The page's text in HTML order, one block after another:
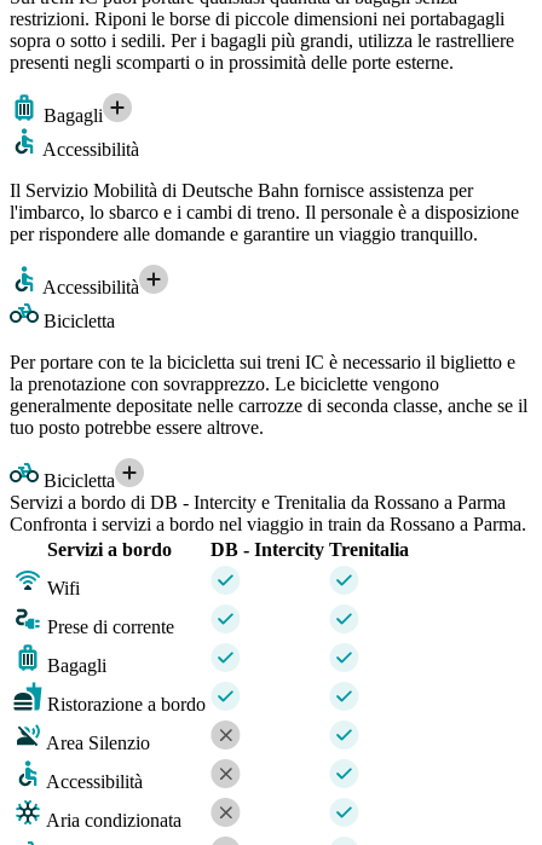
restrizioni. Riponi le borse di piccole dimensioni nei portabagagli
sopra o sotto i sedili. Per i bagagli più grandi, utilizza le rastrelliere
presenti negli scomparti o in prossimità delle porte esterne.
Bagagli
Accessibilità
Il Servizio Mobilità di Deutsche Bahn fornisce assistenza per
l'imbarco, lo sbarco e i cambi di treno. Il personale è a disposizione
per rispondere alle domande e garantire un viaggio tranquillo.
Accessibilità
Bicicletta
Per portare con te la bicicletta sui treni IC è necessario il biglietto e
la prenotazione con sovrapprezzo. Le biciclette vengono
generalmente depositate nelle carrozze di seconda classe, anche se il
tuo posto potrebbe essere altrove.
Bicicletta
Servizi a bordo di DB - Intercity e Trenitalia da Rossano a Parma
Confronta i servizi a bordo nel viaggio in train da Rossano a Parma.
Servizi a bordo
DB - Intercity Trenitalia
Wifi
Prese di corrente
Bagagli
Ristorazione a bordo
Area Silenzio
Accessibilità
Aria condizionata